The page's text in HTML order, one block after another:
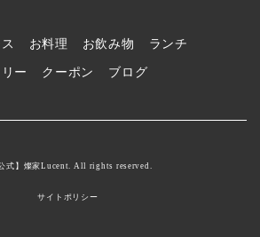
お料理 お飲み物 ランチ
ー クーポン ブログ
式】燦家Lucent. All rights reserved.
サイトポリシー